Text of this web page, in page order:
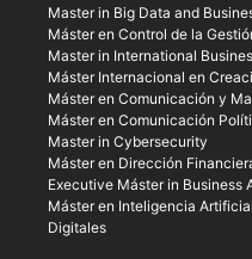
Master in Big Data and
Máster en Control de la
Master in International
Máster Internacional en
Máster en Comunicación y
Máster en Comunicación
Master in Cybersecurity
Máster en Dirección
Executive Máster in Business
Máster en Inteligencia
Digitales